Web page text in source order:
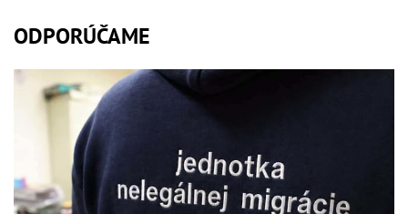
ODPORÚČAME